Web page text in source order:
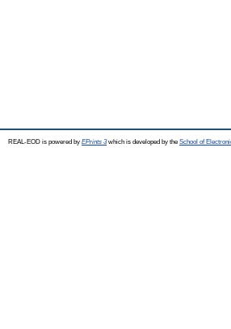
REAL-EOD is powered by EPrints 3which is developed by the School of